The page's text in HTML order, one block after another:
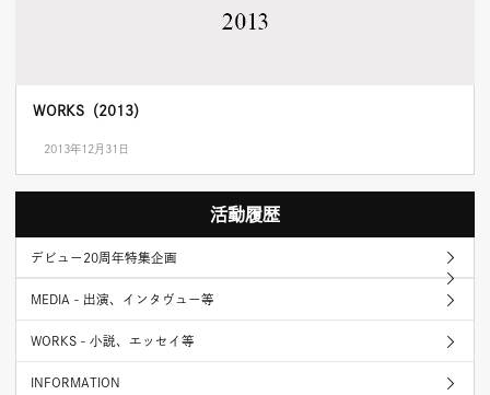
WORKS（2013）
2013年12月31日
活動履歴
デビュー20周年特集企画
MEDIA - 出演、インタヴュー等
WORKS - 小説、エッセイ等
INFORMATION